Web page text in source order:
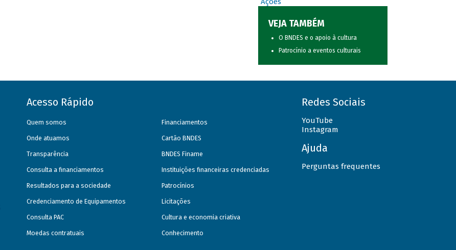
VEJA TAMBÉM
O BNDES e o apoio à cultura
Patrocínio a eventos culturais
Acesso Rápido
Quem somos
Onde atuamos
Transparência
Consulta a financiamentos
Resultados para a sociedade
Credenciamento de Equipamentos
Consulta PAC
Moedas contratuais
Financiamentos
Cartão BNDES
BNDES Finame
Instituições financeiras credenciadas
Patrocínios
Licitações
Cultura e economia criativa
Conhecimento
Redes Sociais
YouTube
Instagram
Ajuda
Perguntas frequentes